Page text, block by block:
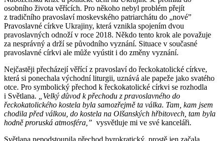
osobního života věřících. Pro někoho nebyl problém přejít
z tradičního pravoslaví moskevského patriarchátu do „nové”
Pravoslavné církve Ukrajiny, která vznikla spojením dvou
pravoslavných odnoží v roce 2018. Někdo tento krok ale považuje
za nesprávný a drží se původního vyznání. Situace v současné
pravoslavné církvi ale může vyústit i do změny vyznání.
Nejčastěji přecházejí věřící z pravoslaví do řeckokatolické církve,
která si ponechala východní liturgii, uznává ale papeže jako svatého
otce. Pro symbolický přechod k řeckokatolické církvi se rozhodla
i Světlana. „Velký důvod k přechodu z pravoslavného do
řeckokatolického kostela byla samozřejmě ta válka. Tam, kam jsem
chodila před válkou, do kostela na Olšanských hřbitovech, tam byla
hodně proruská atmosféra,” vysvětluje mi ve své kanceláři.